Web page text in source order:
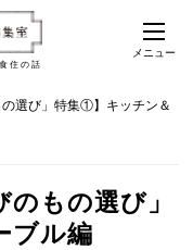
住の話
メニュー
の選び」特集①】キッチン＆
のもの選び」
ブル編